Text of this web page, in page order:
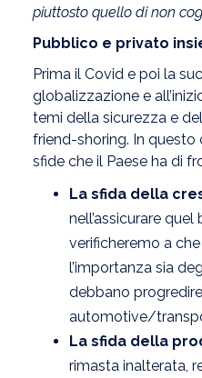
piuttosto quello di non
Pubblico e privato
Prima il Covid e poi la
globalizzazione e
temi della sicurezza e
friend-shoring. In
sfide che il Paese ha di
La sfida della
nell’assicurare
verificheremo a
l’importanza sia
debbano
automotive/
La sfida della
rimasta inalterata,